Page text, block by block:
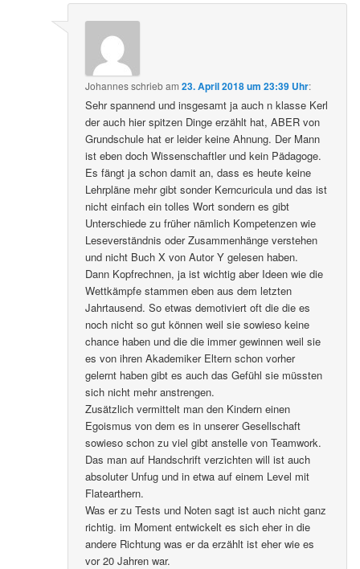
Johannesschriebam23. April 2018 um 23:39 Uhr:
Sehr spannend und insgesamt ja auch n klasse Kerl
der auch hier spitzen Dinge erzählt hat, ABER von
Grundschule hat er leider keine Ahnung. Der Mann
ist eben doch Wissenschaftler und kein Pädagoge.
Es fängt ja schon damit an, dass es heute keine
Lehrpläne mehr gibt sonder Kerncuricula und das ist
nicht einfach ein tolles Wort sondern es gibt
Unterschiede zu früher nämlich Kompetenzen wie
Leseverständnis oder Zusammenhänge verstehen
und nicht Buch X von Autor Y gelesen haben.
Dann Kopfrechnen, ja ist wichtig aber Ideen wie die
Wettkämpfe stammen eben aus dem letzten
Jahrtausend. So etwas demotiviert oft die die es
noch nicht so gut können weil sie sowieso keine
chance haben und die die immer gewinnen weil sie
es von ihren Akademiker Eltern schon vorher
gelernt haben gibt es auch das Gefühl sie müssten
sich nicht mehr anstrengen.
Zusätzlich vermittelt man den Kindern einen
Egoismus von dem es in unserer Gesellschaft
sowieso schon zu viel gibt anstelle von Teamwork.
Das man auf Handschrift verzichten will ist auch
absoluter Unfug und in etwa auf einem Level mit
Flatearthern.
Was er zu Tests und Noten sagt ist auch nicht ganz
richtig. im Moment entwickelt es sich eher in die
andere Richtung was er da erzählt ist eher wie es
vor 20 Jahren war.